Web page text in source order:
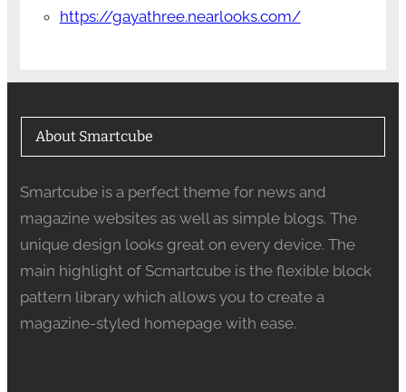
https://gayathree.nearlooks.com/
About Smartcube
Smartcube is a perfect theme for news and
magazine websites as well as simple blogs. The
unique design looks great on every device. The
main highlight of Scmartcube is the flexible block
pattern library which allows you to create a
magazine-styled homepage with ease.